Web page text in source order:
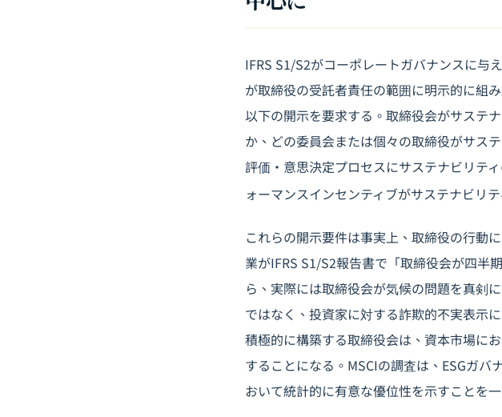
IFRS S1/S2がコーポレートガバナンスに与
が取締役の受託者責任の範囲に明示的に組
以下の開示を要求する。取締役会がサステ
か、どの委員会または個々の取締役がサス
評価・意思決定プロセスにサステナビリテ
ォーマンスインセンティブがサステナビリ
これらの開示要件は事実上、取締役の行動
業がIFRS S1/S2報告書で「取締役会が四半
ら、実際には取締役会が気候の問題を真剣
ではなく、投資家に対する詐欺的不実表示
積極的に構築する取締役会は、資本市場に
することになる。MSCIの調査は、ESGガ
おいて統計的に有意な優位性を示すことを